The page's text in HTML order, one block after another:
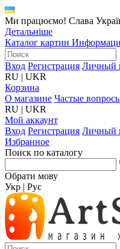
Ми працюємо! Слава
Детальніше
Каталог картин
Вход Регистрация Личный
RU | UKR
Корзина
О магазине Частые
RU | UKR
Мой аккаунт
Вход Регистрация Личный
Избранное
Поиск по каталогу
Обрати мову
Укр | Рус